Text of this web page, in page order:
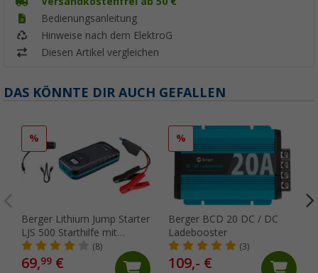
Bedienungsanleitung
Hinweise nach dem ElektroG
Diesen Artikel vergleichen
DAS KÖNNTE DIR AUCH GEFALLEN
%
Berger Lithium Jump Starter
LJS 500 Starthilfe mit
Powerbank
(8)
69,99 €
%
Berger BCD 20 DC / DC
Ladebooster
(3)
109,- €